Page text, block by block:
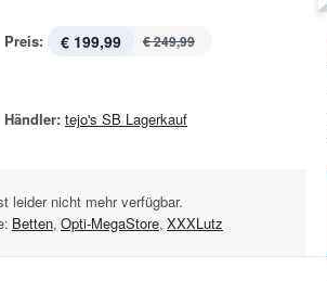
Preis: € 199,99 € 249,99
Händler: tejo's SB Lagerkauf
leider nicht mehr verfügbar.
Betten, Opti-MegaStore, XXXLutz